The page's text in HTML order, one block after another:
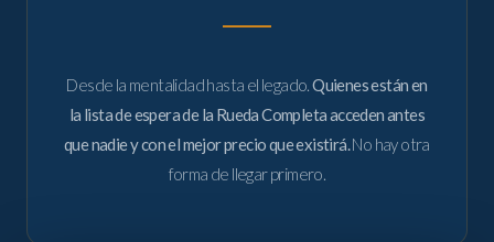
Desde la mentalidad hasta el legado.Quienes están en
la lista de espera de la Rueda Completa acceden antes
que nadie y con el mejor precio que existirá.No hay otra
forma de llegar primero.